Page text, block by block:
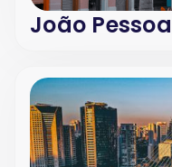
João Pessoa